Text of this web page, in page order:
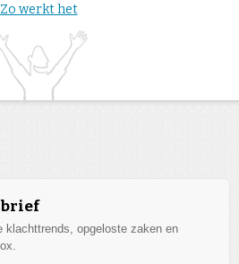
Zo werkt het
klachttrends, opgeloste zaken en